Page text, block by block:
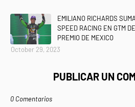
EMILIANO RICHARDS
SPEED RACING EN GTM
PREMIO DE MEXICO
October 29, 2023
PUBLICAR UN
0 Comentarios